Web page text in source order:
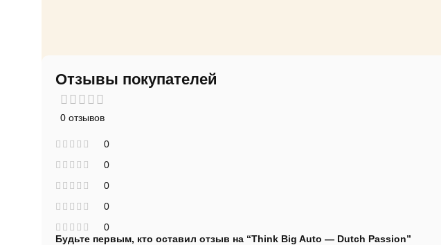
Отзывы покупателей
0 отзывов
0
0
0
0
0
Будьте первым, кто оставил отзыв на “Think Big Auto — Dutch Passion”